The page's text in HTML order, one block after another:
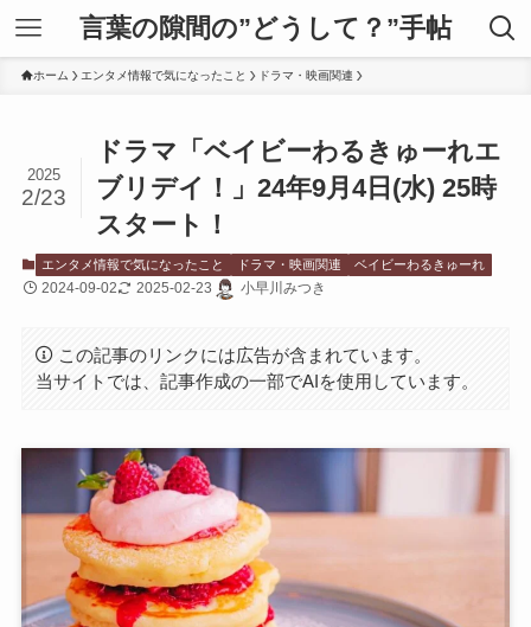
言葉の隙間の”どうして？”手帖
ホーム エンタメ情報で気になったこと ドラマ・映画関連
ドラマ「ベイビーわるきゅーれエ
ブリデイ！」24年9月4日(水) 25時
スタート！
2025
2/23
エンタメ情報で気になったこと ドラマ・映画関連 ベイビーわるきゅーれ
2024-09-02 2025-02-23 小早川みつき
この記事のリンクには広告が含まれています。
当サイトでは、記事作成の一部でAIを使用しています。